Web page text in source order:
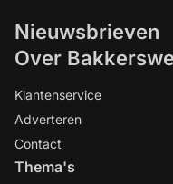
Nieuwsbrieven
Over
Klantenservice
Adverteren
Contact
Thema's